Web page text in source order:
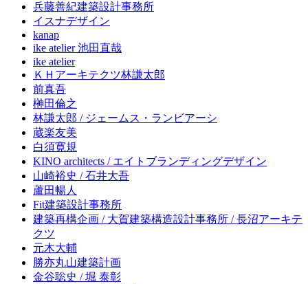
兵藤善紀建築設計事務所
イスナデザイン
kanap
ike atelier 池田直哉
ike atelier
ＫＨアーキテクツ林謙太郎
前真吾
榊田倫之
林謙太郎 / ジェームス・ランビアーシ
蔵楽友美
白須寛規
KINO architects / エイトブランディングデザイン
山崎裕史 / 石井大吾
蘆田暢人
Fit建築設計事務所
建築再構企画 / 大賀建築構造設計事務所 / 長沼アーキテ
クツ
元木大輔
勝亦丸山建築計画
金谷聡史 / 堀 泰彰